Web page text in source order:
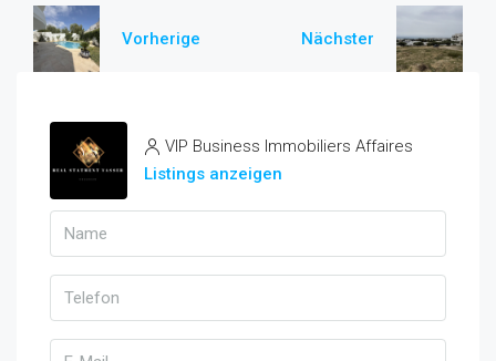
Vorherige Nächster
VIP Business Immobiliers Affaires
Listings anzeigen